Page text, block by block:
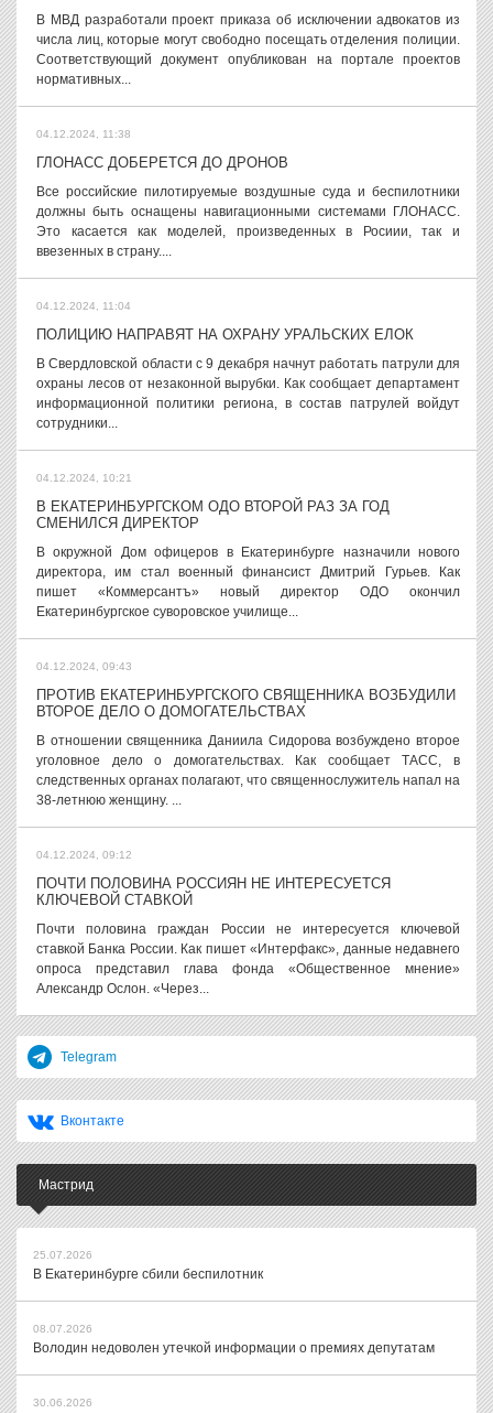
В МВД разработали проект приказа об исключении адвокатов из
числа лиц, которые могут свободно посещать отделения полиции.
Соответствующий документ опубликован на портале проектов
нормативных...
04.12.2024, 11:38
ГЛОНАСС ДОБЕРЕТСЯ ДО ДРОНОВ
Все российские пилотируемые воздушные суда и беспилотники
должны быть оснащены навигационными системами ГЛОНАСС.
Это касается как моделей, произведенных в Росиии, так и
ввезенных в страну....
04.12.2024, 11:04
ПОЛИЦИЮ НАПРАВЯТ НА ОХРАНУ УРАЛЬСКИХ ЕЛОК
В Свердловской области с 9 декабря начнут работать патрули для
охраны лесов от незаконной вырубки. Как сообщает департамент
информационной политики региона, в состав патрулей войдут
сотрудники...
04.12.2024, 10:21
В ЕКАТЕРИНБУРГСКОМ ОДО ВТОРОЙ РАЗ ЗА ГОД
СМЕНИЛСЯ ДИРЕКТОР
В окружной Дом офицеров в Екатеринбурге назначили нового
директора, им стал военный финансист Дмитрий Гурьев. Как
пишет «Коммерсантъ» новый директор ОДО окончил
Екатеринбургское суворовское училище...
04.12.2024, 09:43
ПРОТИВ ЕКАТЕРИНБУРГСКОГО СВЯЩЕННИКА ВОЗБУДИЛИ
ВТОРОЕ ДЕЛО О ДОМОГАТЕЛЬСТВАХ
В отношении священника Даниила Сидорова возбуждено второе
уголовное дело о домогательствах. Как сообщает ТАСС, в
следственных органах полагают, что священнослужитель напал на
38-летнюю женщину. ...
04.12.2024, 09:12
ПОЧТИ ПОЛОВИНА РОССИЯН НЕ ИНТЕРЕСУЕТСЯ
КЛЮЧЕВОЙ СТАВКОЙ
Почти половина граждан России не интересуется ключевой
ставкой Банка России. Как пишет «Интерфакс», данные недавнего
опроса представил глава фонда «Общественное мнение»
Александр Ослон. «Через...
Telegram
Вконтакте
Мастрид
25.07.2026
В Екатеринбурге сбили беспилотник
08.07.2026
Володин недоволен утечкой информации о премиях депутатам
30.06.2026